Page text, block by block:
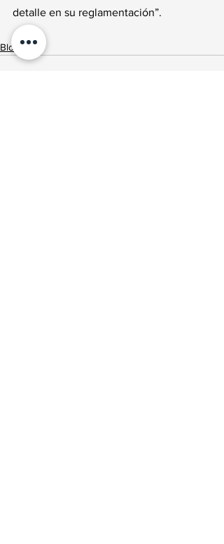
detalle en su reglamentación”.
Blog